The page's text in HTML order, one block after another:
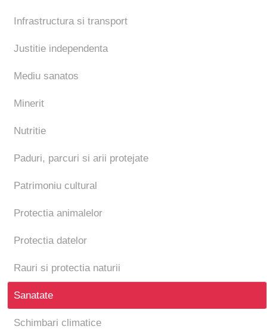
Infrastructura si transport
Justitie independenta
Mediu sanatos
Minerit
Nutritie
Paduri, parcuri si arii protejate
Patrimoniu cultural
Protectia animalelor
Protectia datelor
Rauri si protectia naturii
Sanatate
Schimbari climatice